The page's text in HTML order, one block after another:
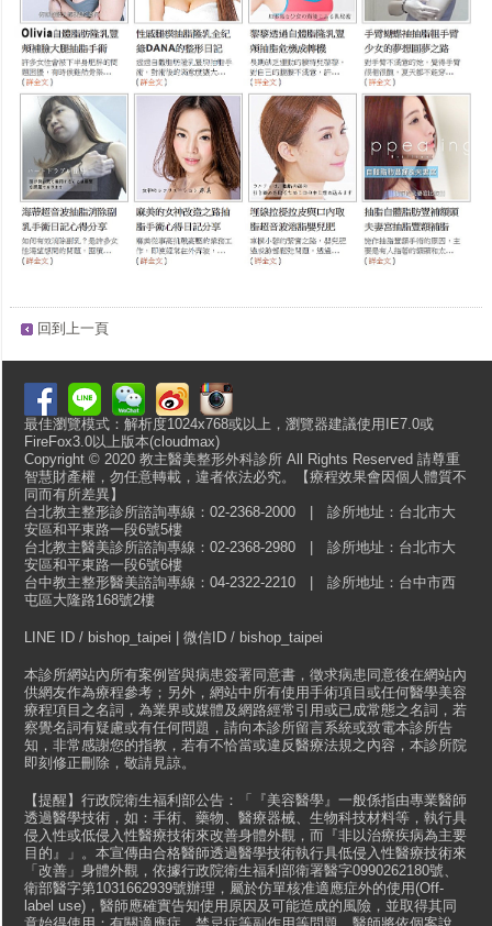
回到上一頁
最佳瀏覽模式：解析度1024x768或以上，瀏覽器建議使用IE7.0或
FireFox3.0以上版本(cloudmax)
Copyright © 2020 教主醫美整形外科診所 All Rights Reserved 請尊重
智慧財產權，勿任意轉載，違者依法必究。【療程效果會因個人體質不
同而有所差異】
台北教主整形診所諮詢專線：02-2368-2000 | 診所地址：台北市大
安區和平東路一段6號5樓
台北教主醫美診所諮詢專線：02-2368-2980 | 診所地址：台北市大
安區和平東路一段6號6樓
台中教主整形醫美諮詢專線：04-2322-2210 | 診所地址：台中市西
屯區大隆路168號2樓
LINE ID / bishop_taipei | 微信ID / bishop_taipei
本診所網站內所有案例皆與病患簽署同意書，徵求病患同意後在網站內
供網友作為療程參考；另外，網站中所有使用手術項目或任何醫學美容
療程項目之名詞，為業界或媒體及網路經常引用或已成常態之名詞，若
察覺名詞有疑慮或有任何問題，請向本診所留言系統或致電本診所告
知，非常感謝您的指教，若有不恰當或違反醫療法規之內容，本診所院
即刻修正刪除，敬請見諒。
【提醒】行政院衛生福利部公告：「『美容醫學』一般係指由專業醫師
透過醫學技術，如：手術、藥物、醫療器械、生物科技材料等，執行具
侵入性或低侵入性醫療技術來改善身體外觀，而『非以治療疾病為主要
目的』」。本宣傳由合格醫師透過醫學技術執行具低侵入性醫療技術來
「改善」身體外觀，依據行政院衛生福利部衛署醫字0990262180號、
衛部醫字第1031662939號辦理，屬於仿單核准適應症外的使用(Off-
label use)，醫師應確實告知使用原因及可能造成的風險，並取得其同